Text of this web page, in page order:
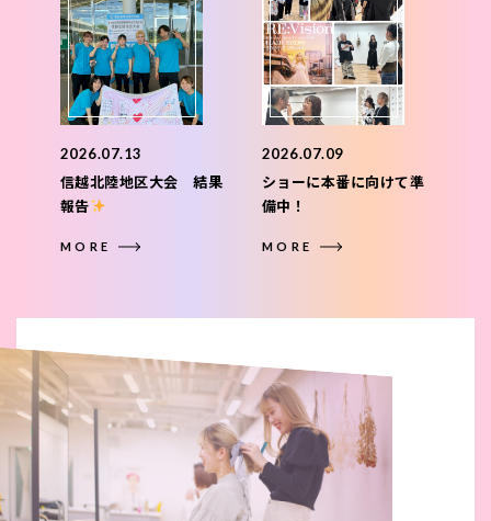
2026.07.13
信越北陸地区大会 結果
報告
MORE
2026.07.09
ショーに本番に向けて準
備中！
MORE